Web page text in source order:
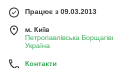
Працює з 09.03.2013
м. Київ
Петропавлівська
Україна
Контакти